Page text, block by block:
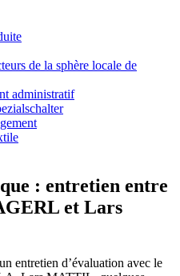
de la sphère locale de
administratif
: entretien entre
et Lars
entretien d’évaluation avec le